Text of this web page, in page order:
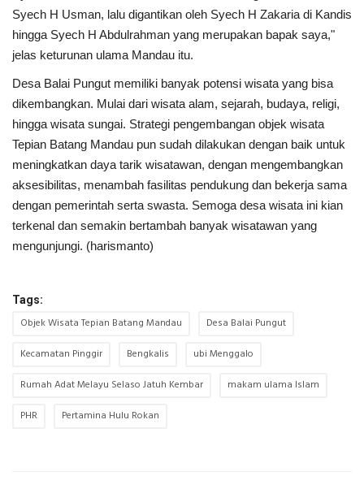
Syech H Usman, lalu digantikan oleh Syech H Zakaria di Kandis
hingga Syech H Abdulrahman yang merupakan bapak saya,"
jelas keturunan ulama Mandau itu.
Desa Balai Pungut memiliki banyak potensi wisata yang bisa
dikembangkan. Mulai dari wisata alam, sejarah, budaya, religi,
hingga wisata sungai. Strategi pengembangan objek wisata
Tepian Batang Mandau pun sudah dilakukan dengan baik untuk
meningkatkan daya tarik wisatawan, dengan mengembangkan
aksesibilitas, menambah fasilitas pendukung dan bekerja sama
dengan pemerintah serta swasta. Semoga desa wisata ini kian
terkenal dan semakin bertambah banyak wisatawan yang
mengunjungi. (harismanto)
Tags:
Objek Wisata Tepian Batang Mandau
Desa Balai Pungut
Kecamatan Pinggir
Bengkalis
ubi Menggalo
Rumah Adat Melayu Selaso Jatuh Kembar
makam ulama Islam
PHR
Pertamina Hulu Rokan